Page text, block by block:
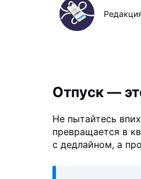
Отпуск —
Не пытайтесь
превращается в
с дедлайном, а